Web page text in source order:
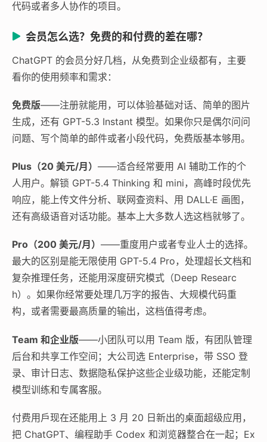
代码或者多人协作的项目。
会员怎么选？免费的和付费的差在哪？
ChatGPT 的会员分好几档，从免费到企业级都有，主要
看你的使用频率和需求：
免费版——注册就能用，可以体验基础对话、简单的图片
生成，还有 GPT-5.3 Instant 模型。如果你只是偶尔问问
问题、写个简单的邮件或者小段代码，免费版基本够用。
Plus（20 美元/月） ——适合经常要用 AI 辅助工作的个
人用户。解锁 GPT-5.4 Thinking 和 mini，高峰时段优先
响应，能上传文件分析、联网查资料、用 DALL·E 画图，
还有高级语音对话功能。基本上大多数人选这档就够了。
Pro（200 美元/月） ——重度用户或者专业人士的选择。
最大的区别是能无限使用 GPT-5.4 Pro，处理超长文档和
复杂推理任务，还能用深度研究模式（Deep Researc
h）。如果你经常要处理几万字的报告、大规模代码重
构，或者需要最高质量的输出，这档值得考虑。
Team 和企业版——小团队可以用 Team 版，有团队管理
后台和共享工作空间；大公司选 Enterprise，带 SSO 登
录、审计日志、数据隐私保护这些企业级功能，还能定制
模型训练和专属客服。
付费用戶现在还能用上 3 月 20 日新出的桌面超级应用，
把 ChatGPT、编程助手 Codex 和浏览器整合在一起；Ex